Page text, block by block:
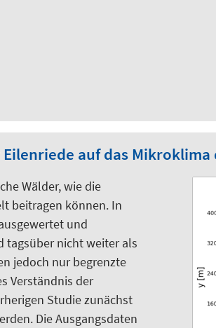
auf das
Wälder, wie die
beitragen können. In
und
tagsüber nicht weiter als
jedoch nur begrenzte
Verständnis der
Studie zunächst
Die Ausgangsdaten